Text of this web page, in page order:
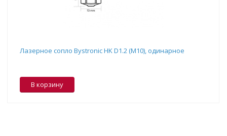
Лазерное сопло Bystronic HK D1.2 (M10), одинарное
В корзину